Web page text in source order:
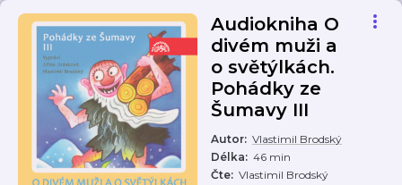
Audiokniha O
divém muži a
o světýlkách.
Pohádky ze
Šumavy III
Autor: Vlastimil Brodský
Délka: 46 min
Čte: Vlastimil Brodský